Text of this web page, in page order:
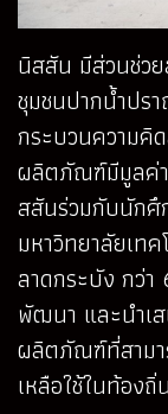
นิสสัน มีส่วนช่ว
ชุมชนปากน้ำปร
กระบวนความคิ
ผลิตภัณฑ์มีมูลค่า
สสันร่วมกับนัก
มหาวิทยาลัยเท
ลาดกระบัง กว่า
พัฒนา และนำเ
ผลิตภัณฑ์ที่สามา
เหลือใช้ในท้องถิ่น